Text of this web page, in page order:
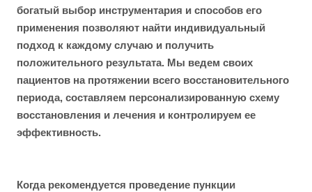
богатый выбор инструментария и способов его
применения позволяют найти индивидуальный
подход к каждому случаю и получить
положительного результата. Мы ведем своих
пациентов на протяжении всего восстановительного
периода, составляем персонализированную схему
восстановления и лечения и контролируем ее
эффективность.
Когда рекомендуется проведение пункции